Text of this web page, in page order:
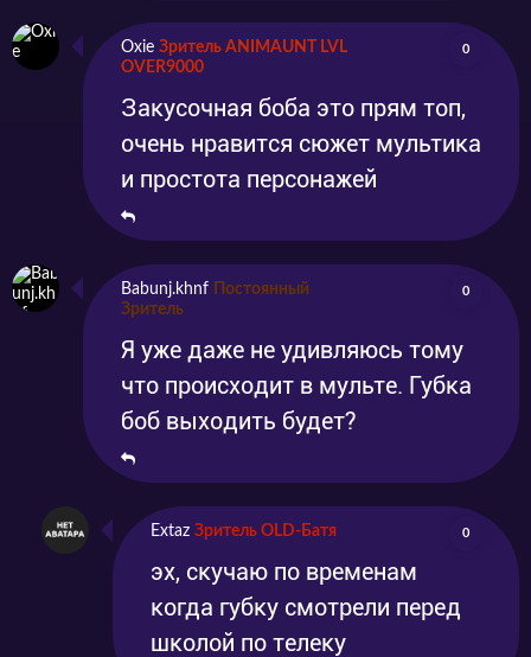
Oxie Зритель ANIMAUNT LVL
OVER9000
0
Закусочная боба это прям топ,
очень нравится сюжет мультика
и простота персонажей
Babunj.khnf
Постоянный
Зритель
0
Я уже даже не удивляюсь тому
что происходит в мульте. Губка
боб выходить будет?
Extaz Зритель OLD-Батя 0
эх, скучаю по временам
когда губку смотрели перед
школой по телеку